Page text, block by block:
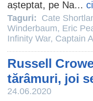
așteptat, pe Na...
Taguri: Cate
Winderbaum, Eric
Infinity War, Captain
Russell
tărâmuri, joi
24.06.2020